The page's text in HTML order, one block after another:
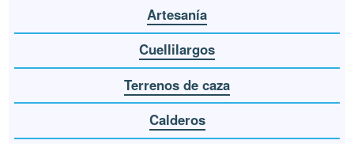
Artesanía
Cuellilargos
Terrenos de caza
Calderos